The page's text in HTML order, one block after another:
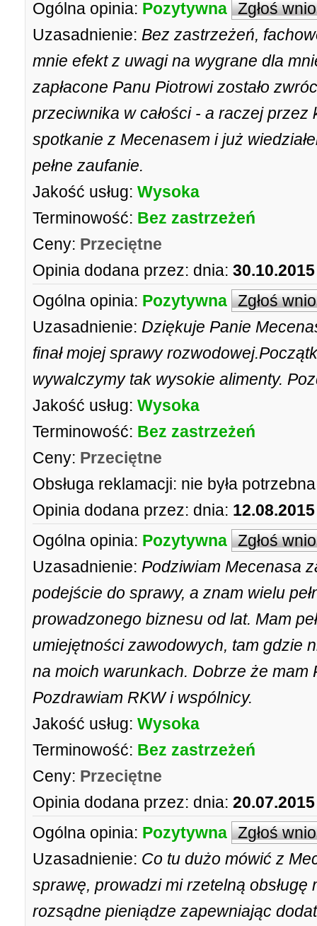
Ogólna opinia: Pozytywna Zgłoś
Uzasadnienie: Bez zastrzeżeń,
mnie efekt z uwagi na wygrane dla
zapłacone Panu Piotrowi zostało
przeciwnika w całości - a raczej
spotkanie z Mecenasem i już
pełne zaufanie.
Jakość usług: Wysoka
Terminowość: Bez zastrzeżeń
Ceny: Przeciętne
Opinia dodana przez: dnia:
Ogólna opinia: Pozytywna Zgłoś
Uzasadnienie: Dziękuje Panie
finał mojej sprawy
wywalczymy tak wysokie alimenty.
Jakość usług: Wysoka
Terminowość: Bez zastrzeżeń
Ceny: Przeciętne
Obsługa reklamacji: nie była potrzebna
Opinia dodana przez: dnia:
Ogólna opinia: Pozytywna Zgłoś
Uzasadnienie: Podziwiam Mecenasa
podejście do sprawy, a znam wielu
prowadzonego biznesu od lat. Mam
umiejętności zawodowych, tam gdzie
na moich warunkach. Dobrze że mam
Pozdrawiam RKW i wspólnicy.
Jakość usług: Wysoka
Terminowość: Bez zastrzeżeń
Ceny: Przeciętne
Opinia dodana przez: dnia:
Ogólna opinia: Pozytywna Zgłoś
Uzasadnienie: Co tu dużo mówić z
sprawę, prowadzi mi rzetelną obsługę
rozsądne pieniądze zapewniając